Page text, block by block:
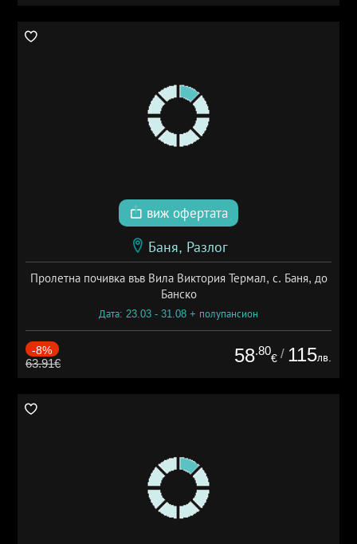
виж офертата
Баня, Разлог
Пролетна почивка във Вила Виктория Термал, с. Баня, до
Банско
Дата: 23.03 - 31.08 + полупансион
-8%
63.91€ 58.80
€ / 115лв.